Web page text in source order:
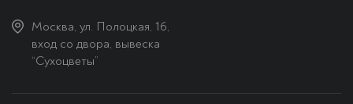
Москва, ул. Полоцкая, 16,
вход со двора, вывеска
“Сухоцветы”